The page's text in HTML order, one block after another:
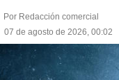
Por Redacción comercial
07 de agosto de 2026, 00:02